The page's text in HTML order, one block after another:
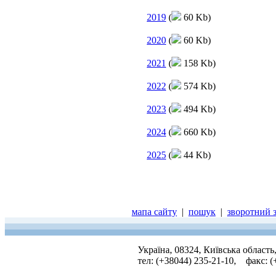
2019 ( 60 Kb)
2020 ( 60 Kb)
2021 ( 158 Kb)
2022 ( 574 Kb)
2023 ( 494 Kb)
2024 ( 660 Kb)
2025 ( 44 Kb)
мапа сайту | пошук | зворотний
Україна, 08324, Київська
тел: (+38044) 235-21-10, факс: